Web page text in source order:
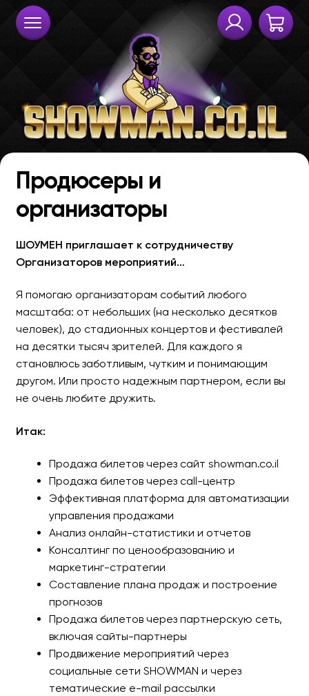
Продюсеры и
организаторы
ШОУМЕН приглашает к сотрудничеству
Организаторов мероприятий…
Я помогаю организаторам событий любого
масштаба: от небольших (на несколько десятков
человек), до стадионных концертов и фестивалей
на десятки тысяч зрителей. Для каждого я
становлюсь заботливым, чутким и понимающим
другом. Или просто надежным партнером, если вы
не очень любите дружить.
Итак:
Продажа билетов через сайт showman.co.il
Продажа билетов через call-центр
Эффективная платформа для автоматизации
управления продажами
Анализ онлайн-статистики и отчетов
Консалтинг по ценообразованию и
маркетинг-стратегии
Составление плана продаж и построение
прогнозов
Продажа билетов через партнерскую сеть,
включая сайты-партнеры
Продвижение мероприятий через
социальные сети SHOWMAN и через
тематические e-mail рассылки